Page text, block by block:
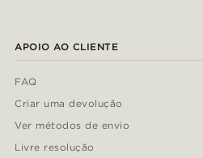
APOIO AO CLIENTE
FAQ
Criar uma devolução
Ver métodos de envio
Livre resolução